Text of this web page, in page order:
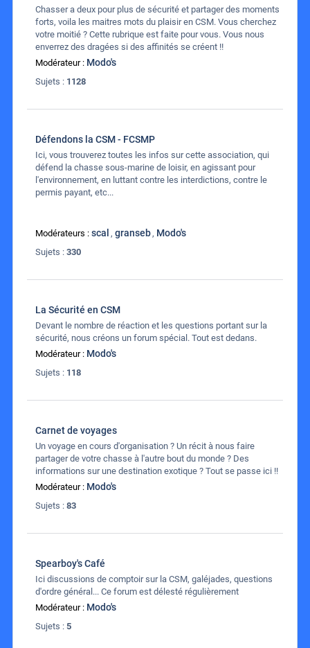
Chasser a deux pour plus de sécurité et partager des moments
forts, voila les maitres mots du plaisir en CSM. Vous cherchez
votre moitié ? Cette rubrique est faite pour vous. Vous nous
enverrez des dragées si des affinités se créent !!
Modérateur : Modo's
Sujets : 1128
Défendons la CSM - FCSMP
Ici, vous trouverez toutes les infos sur cette association, qui
défend la chasse sous-marine de loisir, en agissant pour
l'environnement, en luttant contre les interdictions, contre le
permis payant, etc...
Modérateurs : scal , granseb, Modo's
Sujets : 330
La Sécurité en CSM
Devant le nombre de réaction et les questions portant sur la
sécurité, nous créons un forum spécial. Tout est dedans.
Modérateur : Modo's
Sujets : 118
Carnet de voyages
Un voyage en cours d'organisation ? Un récit à nous faire
partager de votre chasse à l'autre bout du monde ? Des
informations sur une destination exotique ? Tout se passe ici !!
Modérateur : Modo's
Sujets : 83
Spearboy's Café
Ici discussions de comptoir sur la CSM, galéjades, questions
d'ordre général... Ce forum est délesté régulièrement
Modérateur : Modo's
Sujets : 5